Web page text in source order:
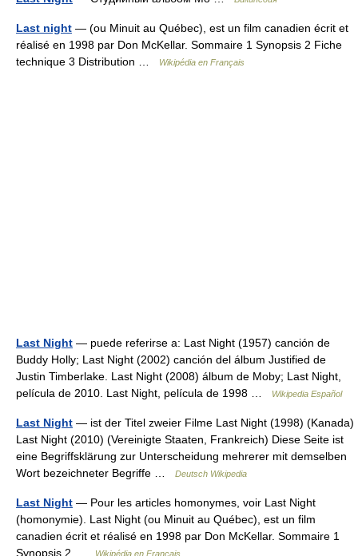
Last night — (ou Minuit au Québec), est un film canadien écrit et
réalisé en 1998 par Don McKellar. Sommaire 1 Synopsis 2 Fiche
technique 3 Distribution …
Wikipédia en Français
Last Night — puede referirse a: Last Night (1957) canción de
Buddy Holly; Last Night (2002) canción del álbum Justified de
Justin Timberlake. Last Night (2008) álbum de Moby; Last Night,
película de 2010. Last Night, película de 1998 …
Wikipedia Español
Last Night — ist der Titel zweier Filme Last Night (1998) (Kanada)
Last Night (2010) (Vereinigte Staaten, Frankreich) Diese Seite ist
eine Begriffsklärung zur Unterscheidung mehrerer mit demselben
Wort bezeichneter Begriffe …
Deutsch Wikipedia
Last Night — Pour les articles homonymes, voir Last Night
(homonymie). Last Night (ou Minuit au Québec), est un film
canadien écrit et réalisé en 1998 par Don McKellar. Sommaire 1
Synopsis 2 …
Wikipédia en Français